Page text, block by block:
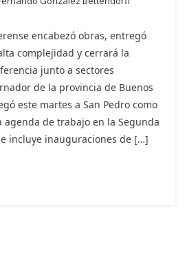
encabezó obras, entregó
complejidad y cerrará la
junto a sectores
de la provincia de Buenos
este martes a San Pedro como
de trabajo en la Segunda
incluye inauguraciones de […]